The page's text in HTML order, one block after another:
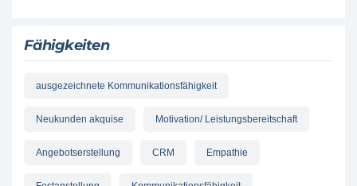
Fähigkeiten
ausgezeichnete Kommunikationsfähigkeit
Neukunden akquise Motivation/ Leistungsbereitschaft
Angebotserstellung CRM Empathie